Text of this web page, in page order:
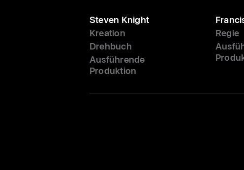
Steven Knight
Kreation
Drehbuch
Ausführende
Produktion
Regie